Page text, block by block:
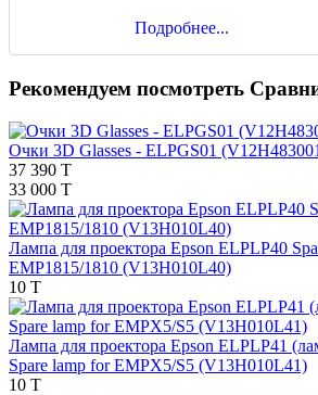
Подробнее...
Рекомендуем посмотреть
Очки 3D Glasses - ELPGS01
37 390 T
33 000 T
Лампа для проектора Epson ELPLP40
EMP1815/1810 (V13H010L40)
10 T
Лампа для проектора Epson ELPLP41
Spare lamp for EMPX5/S5 (V13H010L41)
10 T